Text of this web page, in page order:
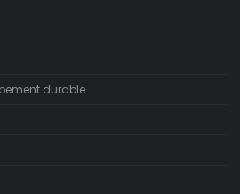
durable